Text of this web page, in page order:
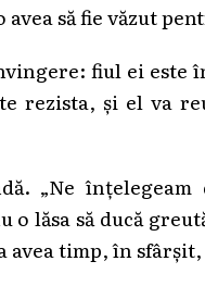
să fie văzut
fiul ei este
rezista, și el va
„Ne
lăsa să ducă
timp, în